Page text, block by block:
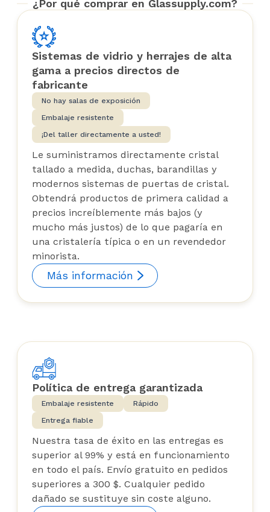
¿Por qué comprar en Glassupply.com?
Sistemas de vidrio y herrajes de alta
gama a precios directos de
fabricante
No hay salas de exposición
Embalaje resistente
¡Del taller directamente a usted!
Le suministramos directamente cristal
tallado a medida, duchas, barandillas y
modernos sistemas de puertas de cristal.
Obtendrá productos de primera calidad a
precios increíblemente más bajos (y
mucho más justos) de lo que pagaría en
una cristalería típica o en un revendedor
minorista.
Más información
Política de entrega garantizada
Embalaje resistente
Rápido
Entrega fiable
Nuestra tasa de éxito en las entregas es
superior al 99% y está en funcionamiento
en todo el país. Envío gratuito en pedidos
superiores a 300 $. Cualquier pedido
dañado se sustituye sin coste alguno.